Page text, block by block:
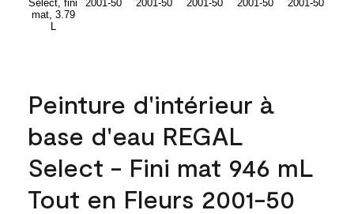
Peinture d'intérieur à
base d'eau REGAL
Select - Fini mat 946 mL
Tout en Fleurs 2001-50